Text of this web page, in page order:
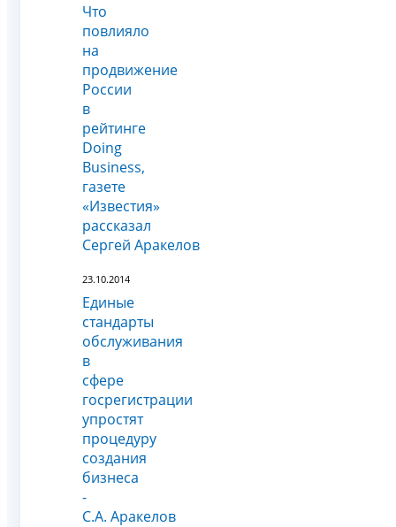
Что
повлияло
на
продвижение
России
в
рейтинге
Doing
Business,
газете
«Известия»
рассказал
Сергей Аракелов
23.10.2014
Единые
стандарты
обслуживания
в
сфере
госрегистрации
упростят
процедуру
создания
бизнеса
-
С.А. Аракелов